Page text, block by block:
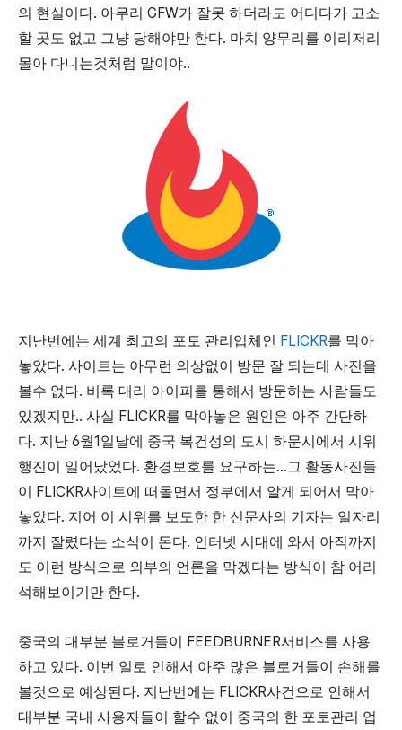
의 현실이다. 아무리 GFW가 잘못 하더라도 어디다가 고소
할 곳도 없고 그냥 당해야만 한다. 마치 양무리를 이리저리
몰아 다니는것처럼 말이야..
지난번에는 세계 최고의 포토 관리업체인 FLICKR를 막아
놓았다. 사이트는 아무런 의상없이 방문 잘 되는데 사진을
볼수 없다. 비록 대리 아이피를 통해서 방문하는 사람들도
있겠지만.. 사실 FLICKR를 막아놓은 원인은 아주 간단하
다. 지난 6월1일날에 중국 복건성의 도시 하문시에서 시위
행진이
일어났었다. 환경보호를 요구하는...그 활동사진들
이
FLICKR사이트에 떠돌면서 정부에서 알게 되어서 막아
놓았다. 지어 이 시위를 보도한 한 신문사의 기자는 일자리
까지
잘렸다는 소식이 돈다. 인터넷 시대에 와서 아직까지
도 이런 방식으로 외부의 언론을 막겠다는 방식이 참 어리
석해보이기만 한다.
중국의 대부분 블로거들이 FEEDBURNER서비스를 사용
하고 있다. 이번 일로 인해서 아주 많은 블로거들이
손해를
볼것으로 예상된다. 지난번에는 FLICKR사건으로 인해서
대부분 국내 사용자들이 할수 없이 중국의 한 포토관리 업